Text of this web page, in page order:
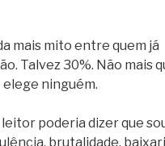
mais mito entre quem já
Talvez 30%. Não mais
elege ninguém.
poderia dizer que
brutalidade,